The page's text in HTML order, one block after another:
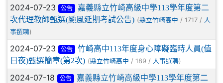
2024-07-23 公告
嘉義縣立竹崎高級中學113學年度第二
次代理教師甄選(颱風延期考試公告) (縣立竹崎高中 / 1717 / 人
事選聘)
2024-07-23 公告
竹崎高中113年度身心障礙臨時人員(值
日夜)甄選簡章(第2次) (縣立竹崎高中 / 189 / 人事選聘)
2024-07-18 公告
嘉義縣立竹崎高級中學113學年度第二